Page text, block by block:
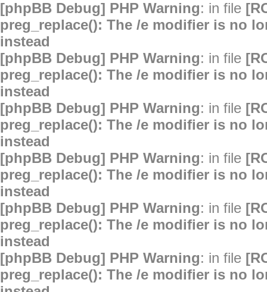
[phpBB Debug] PHP Warning: in file
preg_replace(): The /e modifier is no
instead
[phpBB Debug] PHP Warning: in file
preg_replace(): The /e modifier is no
instead
[phpBB Debug] PHP Warning: in file
preg_replace(): The /e modifier is no
instead
[phpBB Debug] PHP Warning: in file
preg_replace(): The /e modifier is no
instead
[phpBB Debug] PHP Warning: in file
preg_replace(): The /e modifier is no
instead
[phpBB Debug] PHP Warning: in file
preg_replace(): The /e modifier is no